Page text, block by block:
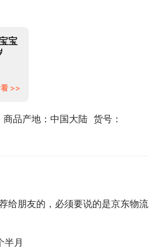
宝
>>
品产地：中国大陆  货号：
给朋友的，必须要说的是京东物流
半月